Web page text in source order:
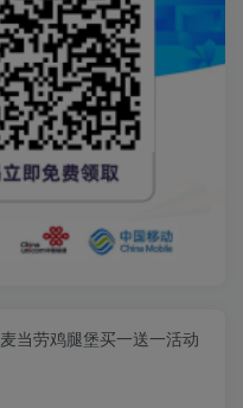
麦当劳鸡腿堡买一送一活动